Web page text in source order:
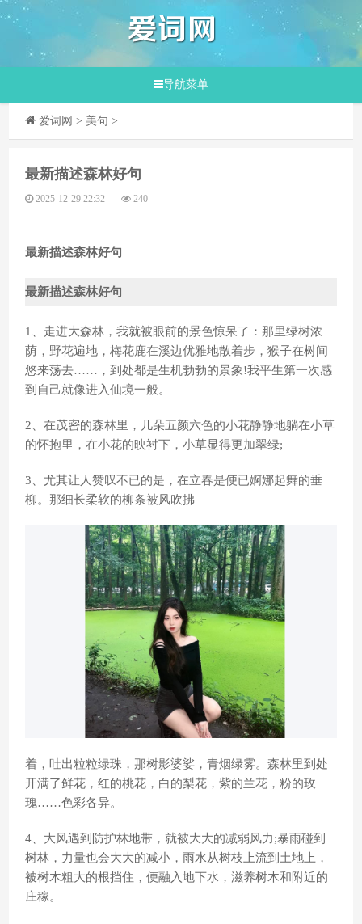
导航菜单
爱词网 > 美句 >
​最新描述森林好句
2025-12-29 22:32 240
最新描述森林好句
最新描述森林好句
1、走进大森林，我就被眼前的景色惊呆了：那里绿树浓
荫，野花遍地，梅花鹿在溪边优雅地散着步，猴子在树间
悠来荡去……，到处都是生机勃勃的景象!我平生第一次感
到自己就像进入仙境一般。
2、在茂密的森林里，几朵五颜六色的小花静静地躺在小草
的怀抱里，在小花的映衬下，小草显得更加翠绿;
3、尤其让人赞叹不已的是，在立春是便已婀娜起舞的垂
柳。那细长柔软的柳条被风吹拂
着，吐出粒粒绿珠，那树影婆娑，青烟绿雾。森林里到处
开满了鲜花，红的桃花，白的梨花，紫的兰花，粉的玫
瑰……色彩各异。
4、大风遇到防护林地带，就被大大的减弱风力;暴雨碰到
树林，力量也会大大的减小，雨水从树枝上流到土地上，
被树木粗大的根挡住，便融入地下水，滋养树木和附近的
庄稼。